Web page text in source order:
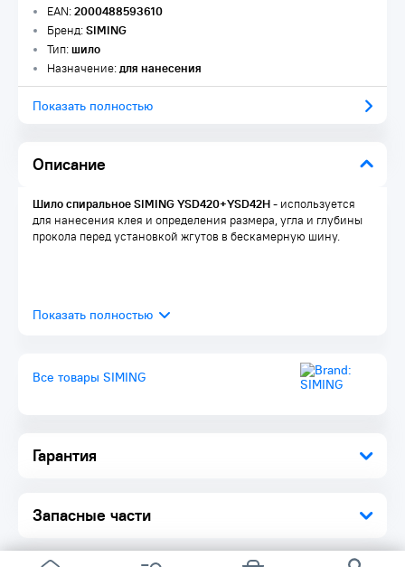
Описание
Гарантия
Запасные части
EAN:2000488593610
Бренд:SIMING
Тип:шило
Назначение:для нанесения
Показать полностью
Шило спиральное SIMING YSD420+YSD42H- используется
для нанесения клея и определения размера, угла и глубины
прокола перед установкой жгутов в бескамерную шину.
Все товары SIMING